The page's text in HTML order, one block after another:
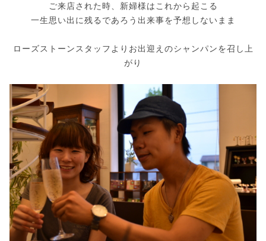
ご来店された時、新婦様はこれから起こる
一生思い出に残るであろう出来事を予想しないまま
ローズストーンスタッフよりお出迎えのシャンパンを召し上
がり